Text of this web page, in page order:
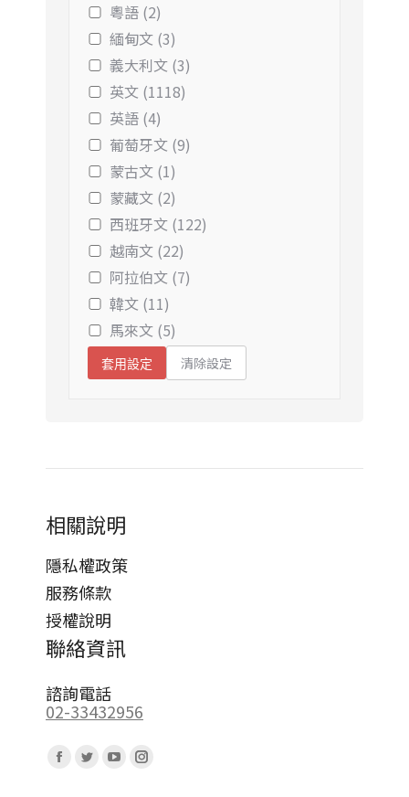
粵語 (2)
緬甸文 (3)
義大利文 (3)
英文 (1118)
英語 (4)
葡萄牙文 (9)
蒙古文 (1)
蒙藏文 (2)
西班牙文 (122)
越南文 (22)
阿拉伯文 (7)
韓文 (11)
馬來文 (5)
套用設定 清除設定
相關說明
隱私權政策
服務條款
授權說明
聯絡資訊
諮詢電話
02-33432956
Facebook
TwitterYouTubeInstagram